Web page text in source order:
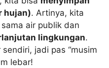
hujan). Artinya, kita
air publik dan
lingkungan.
jadi pas “musim
lebar!